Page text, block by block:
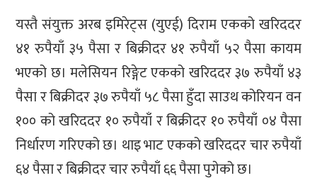
यस्तै संयुक्त अरब इमिरेट्स (युएई) दिराम एकको खरिददर
४१ रुपैयाँ ३५ पैसा र बिक्रीदर ४१ रुपैयाँ ५२ पैसा कायम
भएको छ। मलेसियन रिङ्गेट एकको खरिददर ३७ रुपैयाँ ४३
पैसा र बिक्रीदर ३७ रुपैयाँ ५८ पैसा हुँदा साउथ कोरियन वन
१०० को खरिददर १० रुपैयाँ र बिक्रीदर १० रुपैयाँ ०४ पैसा
निर्धारण गरिएको छ। थाइ भाट एकको खरिददर चार रुपैयाँ
६४ पैसा र बिक्रीदर चार रुपैयाँ ६६ पैसा पुगेको छ।